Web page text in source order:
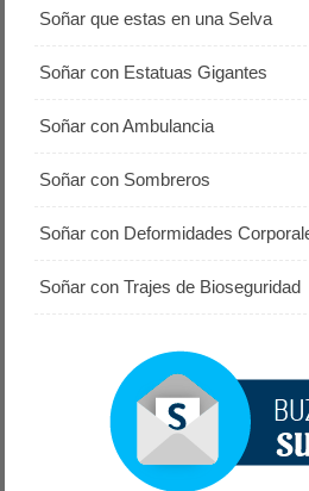
Soñar que estas en una Selva
Soñar con Estatuas Gigantes
Soñar con Ambulancia
Soñar con Sombreros
Soñar con Deformidades
Soñar con Trajes de Bioseguridad